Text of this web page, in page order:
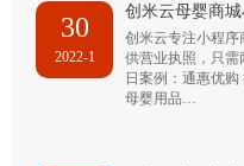
30
2022-1
创米云母婴商
创米云专注小程序
供营业执照，只
日案例：通惠优购
母婴用品…